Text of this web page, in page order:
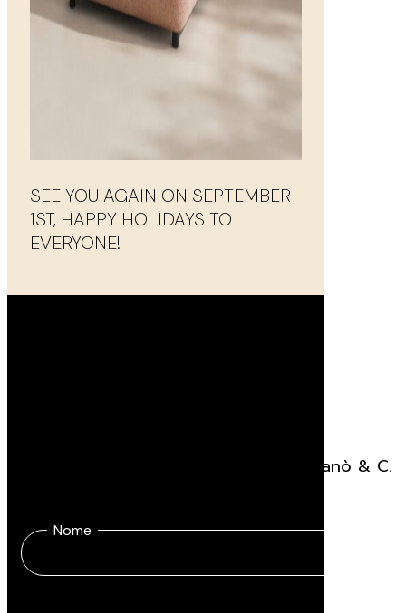
SEE YOU AGAIN ON SEPTEMBER
1ST, HAPPY HOLIDAYS TO
EVERYONE!
Ricevi tutte le novità sulle sedute Viganò & C.
Nome